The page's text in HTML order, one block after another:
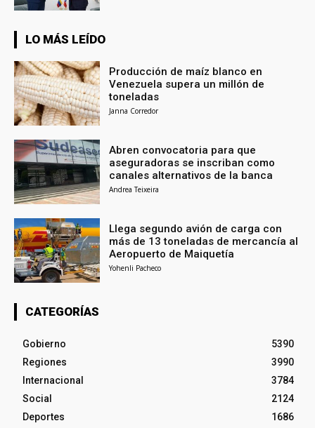
LO MÁS LEÍDO
Producción de maíz blanco en
Venezuela supera un millón de
toneladas
Janna Corredor
Abren convocatoria para que
aseguradoras se inscriban como
canales alternativos de la banca
Andrea Teixeira
Llega segundo avión de carga con
más de 13 toneladas de mercancía al
Aeropuerto de Maiquetía
Yohenli Pacheco
CATEGORÍAS
Gobierno
5390
Regiones
3990
Internacional
3784
Social
2124
Deportes
1686